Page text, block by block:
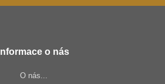
Informace o nás
O nás...